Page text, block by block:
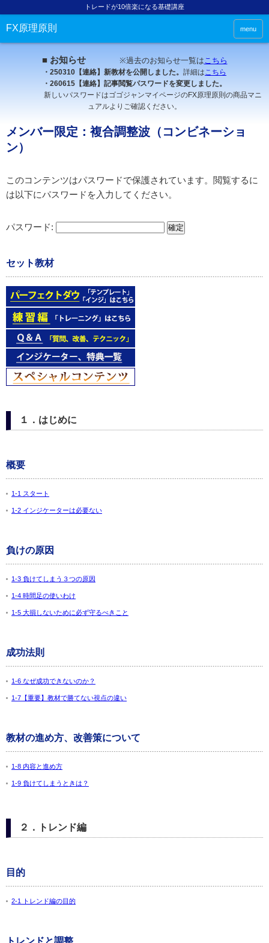
トレードが10倍楽になる基礎講座
FX原理原則 menu
■ お知らせ ※過去のお知らせ一覧はこちら
・250310【連絡】新教材を公開しました。 詳細はこちら
・260615【連絡】記事閲覧パスワードを変更しました。
新しいパスワードはゴゴジャンマイページのFX原理原則の商品マニ
ュアルよりご確認ください。
メンバー限定：複合調整波（コンビネーショ
ン）
このコンテンツはパスワードで保護されています。閲覧するに
は以下にパスワードを入力してください。
パスワード:
セット教材
１．はじめに
概要
1-1 スタート
1-2 インジケーターは必要ない
負けの原因
1-3 負けてしまう３つの原因
1-4 時間足の使いわけ
1-5 大損しないために必ず守るべきこと
成功法則
1-6 なぜ成功できないのか？
1-7【重要】教材で勝てない視点の違い
教材の進め方、改善策について
1-8 内容と進め方
1-9 負けてしまうときは？
２．トレンド編
目的
2-1 トレンド編の目的
トレンドと調整